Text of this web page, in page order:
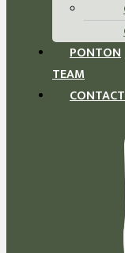
PONTON
TEAM
CONTACT